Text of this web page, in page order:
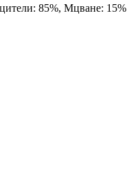
85%, Мцване: 15%